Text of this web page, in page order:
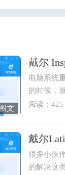
图文
戴尔
电脑系统
的时候，
也可以重
阅读：425
戴尔
很多小伙
的解决这